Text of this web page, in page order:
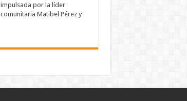
impulsada por la líder
comunitaria Matibel Pérez y